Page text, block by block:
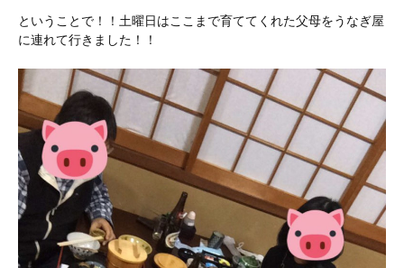
ということで！！土曜日はここまで育ててくれた父母をうなぎ屋
に連れて行きました！！